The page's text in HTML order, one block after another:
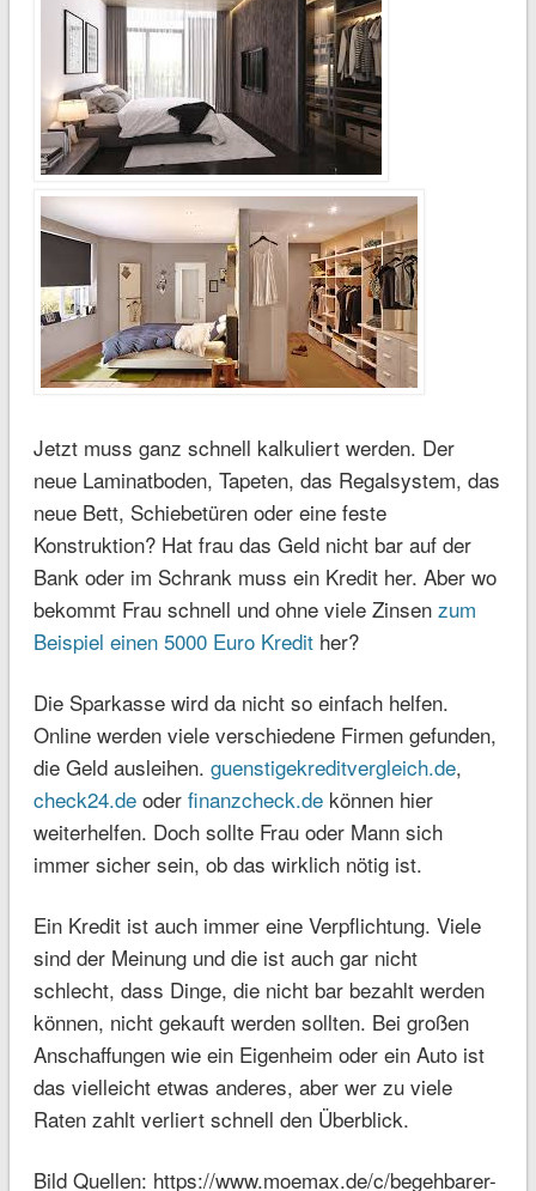
Jetzt muss ganz schnell kalkuliert werden. Der
neue Laminatboden, Tapeten, das Regalsystem, das
neue Bett, Schiebetüren oder eine feste
Konstruktion? Hat frau das Geld nicht bar auf der
Bank oder im Schrank muss ein Kredit her. Aber wo
bekommt Frau schnell und ohne viele Zinsen zum
Beispiel einen 5000 Euro Kredither?
Die Sparkasse wird da nicht so einfach helfen.
Online werden viele verschiedene Firmen gefunden,
die Geld ausleihen. guenstigekreditvergleich.de,
check24.deoder finanzcheck.dekönnen hier
weiterhelfen. Doch sollte Frau oder Mann sich
immer sicher sein, ob das wirklich nötig ist.
Ein Kredit ist auch immer eine Verpflichtung. Viele
sind der Meinung und die ist auch gar nicht
schlecht, dass Dinge, die nicht bar bezahlt werden
können, nicht gekauft werden sollten. Bei großen
Anschaffungen wie ein Eigenheim oder ein Auto ist
das vielleicht etwas anderes, aber wer zu viele
Raten zahlt verliert schnell den Überblick.
Bild Quellen: https://www.moemax.de/c/begehbarer-